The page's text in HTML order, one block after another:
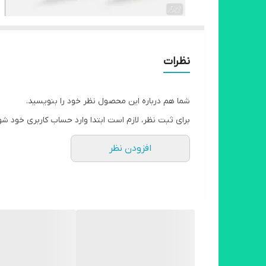
نظرات
شما هم درباره این محصول نظر خود را بنویسید.
برای ثبت نظر، لازم است ابتدا وارد حساب کاربری خود
افزودن نظر